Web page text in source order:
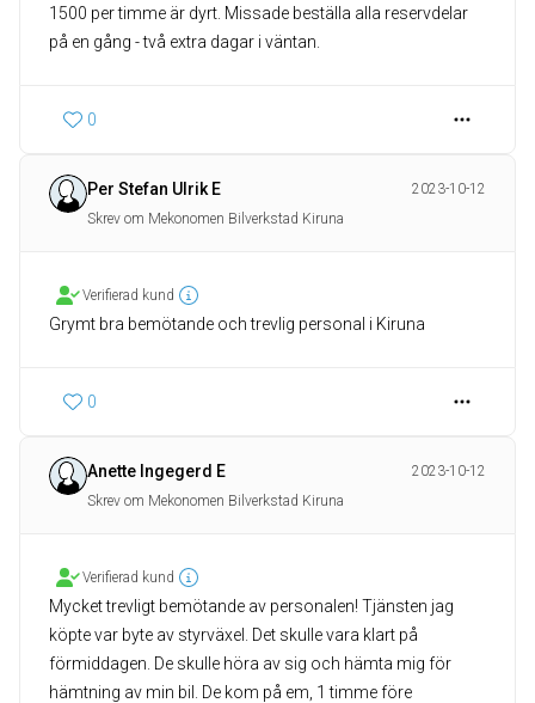
1500 per timme är dyrt. Missade beställa alla reservdelar
på en gång - två extra dagar i väntan.
0
Per Stefan Ulrik E
2023-10-12
Skrev om Mekonomen Bilverkstad Kiruna
Verifierad kund
Grymt bra bemötande och trevlig personal i Kiruna
0
Anette Ingegerd E
2023-10-12
Skrev om Mekonomen Bilverkstad Kiruna
Verifierad kund
Mycket trevligt bemötande av personalen! Tjänsten jag
köpte var byte av styrväxel. Det skulle vara klart på
förmiddagen. De skulle höra av sig och hämta mig för
hämtning av min bil. De kom på em, 1 timme före